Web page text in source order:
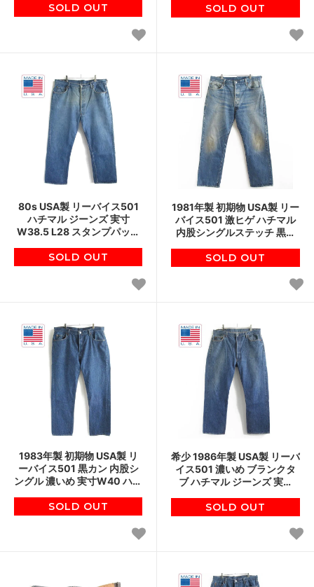
ンテージ D151
SOLD OUT
ージ D148
SOLD OUT
80s USA製 リーバイス501
ハチマル ジーンズ 実寸
W38.5 L28 スタンプパッチ
D148
SOLD OUT
1981年製 初期物 USA製 リー
バイス501 激ヒゲ ハチマル
内股シングルステッチ 黒カ
D147
SOLD OUT
1983年製 初期物 USA製 リ
ーバイス501 黒カン 内股シ
ングル 濃いめ 実寸W40 ハチ
ビンテージ D146
SOLD OUT
希少 1986年製 USA製 リーバ
イス501 濃いめ ブランクタ
ブ ハチマル ジーンズ 実寸
ンテージ D145
SOLD OUT